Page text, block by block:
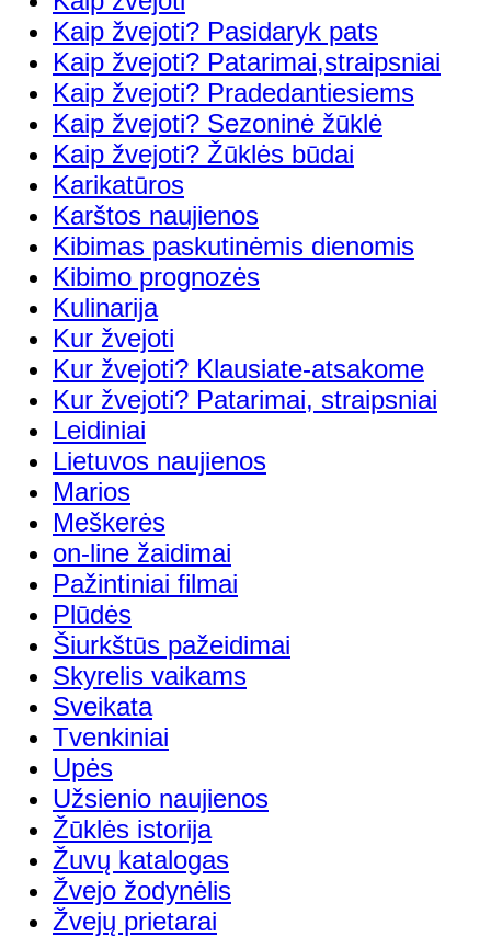
Kaip žvejoti? Pasidaryk pats
Kaip žvejoti? Patarimai,straipsniai
Kaip žvejoti? Pradedantiesiems
Kaip žvejoti? Sezoninė žūklė
Kaip žvejoti? Žūklės būdai
Karikatūros
Karštos naujienos
Kibimas paskutinėmis dienomis
Kibimo prognozės
Kulinarija
Kur žvejoti
Kur žvejoti? Klausiate-atsakome
Kur žvejoti? Patarimai, straipsniai
Leidiniai
Lietuvos naujienos
Marios
Meškerės
on-line žaidimai
Pažintiniai filmai
Plūdės
Šiurkštūs pažeidimai
Skyrelis vaikams
Sveikata
Tvenkiniai
Upės
Užsienio naujienos
Žūklės istorija
Žuvų katalogas
Žvejo žodynėlis
Žvejų prietarai